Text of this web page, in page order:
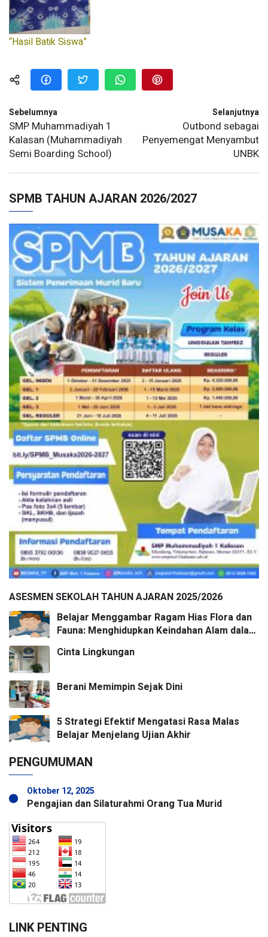
“Hasil Batik Siswa”
Sebelumnya
SMP Muhammadiyah 1
Kalasan (Muhammadiyah
Semi Boarding School)
Selanjutnya
Outbond sebagai
Penyemengat Menyambut
UNBK
SPMB TAHUN AJARAN 2026/2027
ASESMEN SEKOLAH TAHUN AJARAN 2025/2026
Belajar Menggambar Ragam Hias Flora dan
Fauna: Menghidupkan Keindahan Alam dalam
Cinta Lingkungan
Berani Memimpin Sejak Dini
5 Strategi Efektif Mengatasi Rasa Malas
Belajar Menjelang Ujian Akhir
PENGUMUMAN
Oktober 12, 2025
Pengajian dan Silaturahmi Orang Tua Murid
LINK PENTING